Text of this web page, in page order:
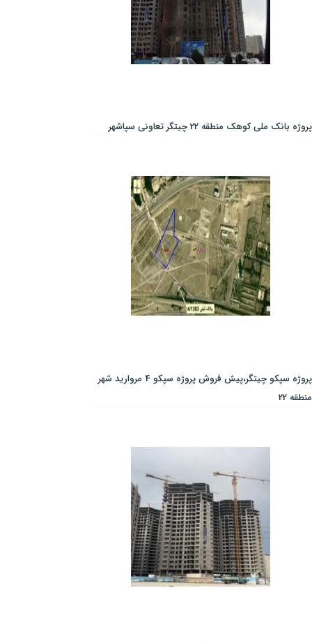
پروژه بانک ملی کوهک منطقه 22 چیتگر تعاونی سپاشهر
پروژه سپکو چیتگر،پیش فروش پروژه سپکو 4 مروارید شهر
منطقه 22